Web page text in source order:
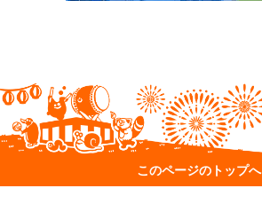
このページのトップへ